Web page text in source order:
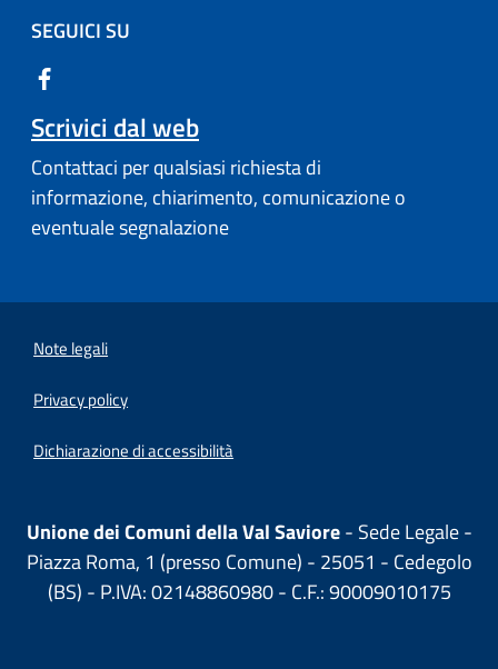
SEGUICI SU
Scrivici dal web
Contattaci per qualsiasi richiesta di
informazione, chiarimento, comunicazione o
eventuale segnalazione
Note legali
Privacy policy
Dichiarazione di accessibilità
Unione dei Comuni della Val Saviore- Sede Legale -
Piazza Roma, 1 (presso Comune) - 25051 - Cedegolo
(BS) - P.IVA: 02148860980 - C.F.: 90009010175